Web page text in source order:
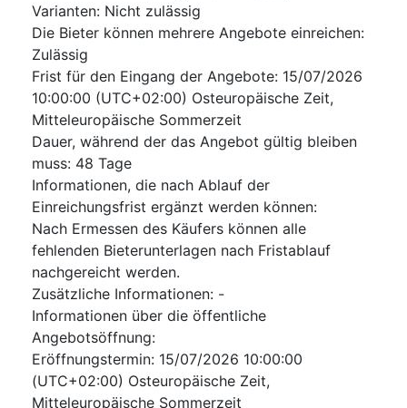
Varianten: Nicht zulässig
Die Bieter können mehrere Angebote einreichen:
Zulässig
Frist für den Eingang der Angebote: 15/07/2026
10:00:00 (UTC+02:00) Osteuropäische Zeit,
Mitteleuropäische Sommerzeit
Dauer, während der das Angebot gültig bleiben
muss: 48 Tage
Informationen, die nach Ablauf der
Einreichungsfrist ergänzt werden können:
Nach Ermessen des Käufers können alle
fehlenden Bieterunterlagen nach Fristablauf
nachgereicht werden.
Zusätzliche Informationen: -
Informationen über die öffentliche
Angebotsöffnung:
Eröffnungstermin: 15/07/2026 10:00:00
(UTC+02:00) Osteuropäische Zeit,
Mitteleuropäische Sommerzeit